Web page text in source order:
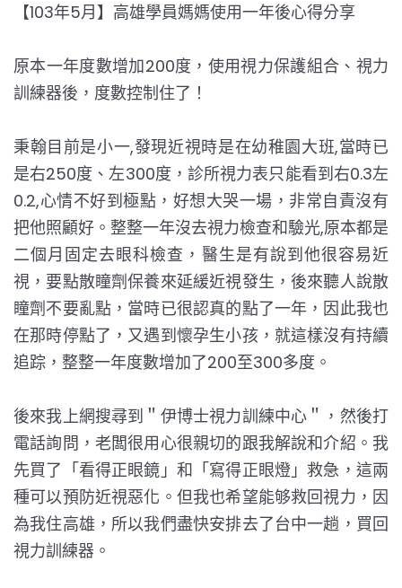
【103年5月】高雄學員媽媽使用一年後心得分享
原本一年度數增加200度，使用視力保護組合、視力
訓練器後，度數控制住了！
秉翰目前是小一,發現近視時是在幼稚園大班,當時已
是右250度、左300度，診所視力表只能看到右0.3左
0.2,心情不好到極點，好想大哭一場，非常自責沒有
把他照顧好。整整一年沒去視力檢查和驗光,原本都是
二個月固定去眼科檢查，醫生是有說到他很容易近
視，要點散瞳劑保養來延緩近視發生，後來聽人說散
瞳劑不要亂點，當時已很認真的點了一年，因此我也
在那時停點了，又遇到懷孕生小孩，就這樣沒有持續
追踪，整整一年度數增加了200至300多度。
後來我上網搜尋到＂伊博士視力訓練中心＂，然後打
電話詢問，老闆很用心很親切的跟我解說和介紹。我
先買了「看得正眼鏡」和「寫得正眼燈」救急，這兩
種可以預防近視惡化。但我也希望能够救回視力，因
為我住高雄，所以我們盡快安排去了台中一趟，買回
視力訓練器。